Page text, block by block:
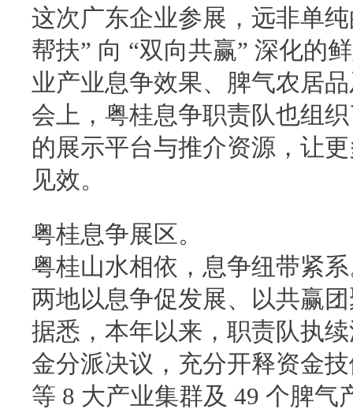
这次广东企业参展，远非单
帮扶” 向 “双向共赢” 深化的
业产业息争效果、脾气农居
会上，粤桂息争职责队也组
的展示平台与推介资源，让
见效。
粤桂息争展区。
粤桂山水相依，息争纽带紧
两地以息争促发展、以共赢
据悉，本年以来，职责队执
金分派决议，充分开释资金
等 8 大产业集群及 49 个脾